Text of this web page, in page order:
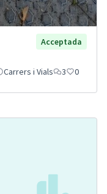
Acceptada
Carrers i Vials 3 0